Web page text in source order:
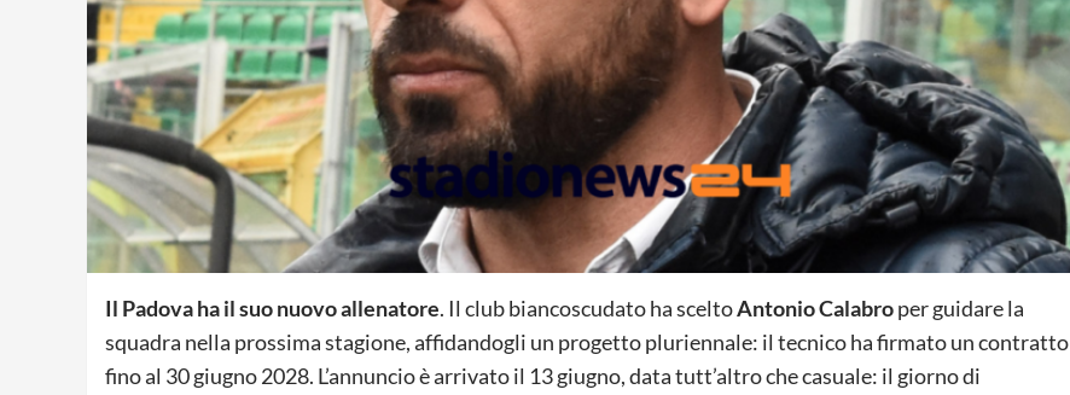
Il Padova ha il suo nuovo allenatore. Il club biancoscudato ha sceltoAntonio Calabroper guidare la
squadra nella prossima stagione, affidandogli un progetto pluriennale: il tecnico ha firmato un contratto
fino al 30 giugno 2028. L’annuncio è arrivato il 13 giugno, data tutt’altro che casuale: il giorno di